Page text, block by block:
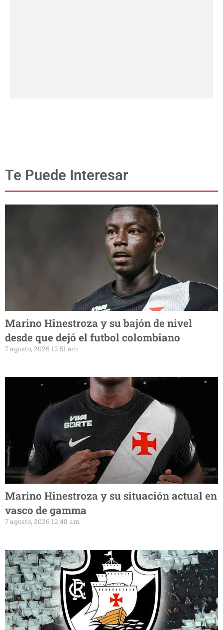
Te Puede Interesar
Marino Hinestroza y su bajón de nivel
desde que dejó el futbol colombiano
7 agosto, 2026 12:51 am
Marino Hinestroza y su situación actual en
vasco de gamma
7 agosto, 2026 12:48 am